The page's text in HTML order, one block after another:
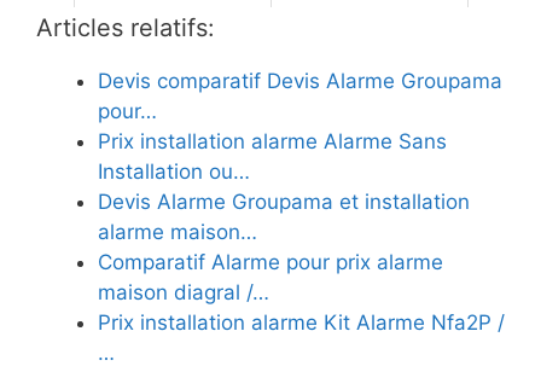
Articles relatifs:
Devis comparatif Devis Alarme Groupama
pour…
Prix installation alarme Alarme Sans
Installation ou…
Devis Alarme Groupama et installation
alarme maison…
Comparatif Alarme pour prix alarme
maison diagral /…
Prix installation alarme Kit Alarme Nfa2P /
…